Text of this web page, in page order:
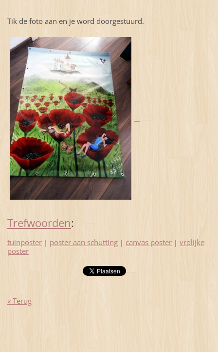
Tik de foto aan en je word doorgestuurd.
Trefwoorden:
tuinposter | poster aan schutting | canvas poster | vrolijke
poster
« Terug